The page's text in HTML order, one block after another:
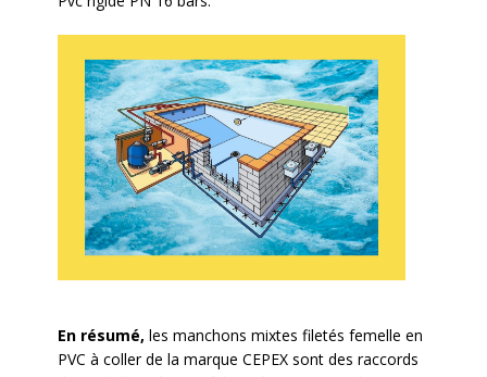
En résumé, les manchons mixtes filetés femelle en
PVC à coller de la marque CEPEX sont des raccords